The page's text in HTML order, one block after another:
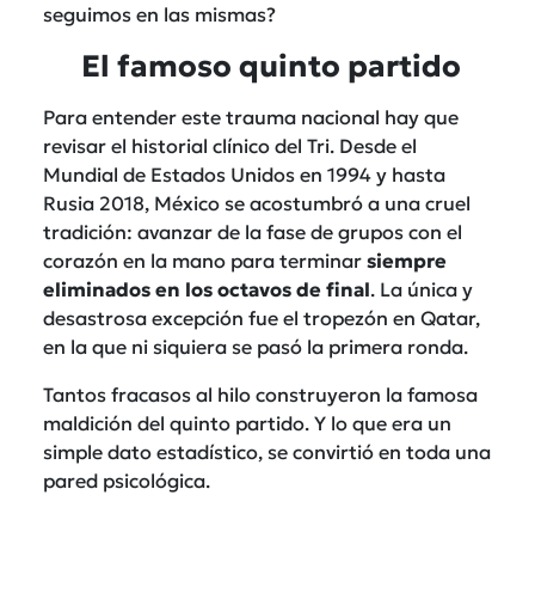
seguimos en las mismas?
El famoso quinto partido
Para entender este trauma nacional hay que
revisar el historial clínico del Tri. Desde el
Mundial de Estados Unidos en 1994 y hasta
Rusia 2018, México se acostumbró a una cruel
tradición: avanzar de la fase de grupos con el
corazón en la mano para terminar siempre
eliminados en los octavos de final. La única y
desastrosa excepción fue el tropezón en Qatar,
en la que ni siquiera se pasó la primera ronda.
Tantos fracasos al hilo construyeron la famosa
maldición del quinto partido. Y lo que era un
simple dato estadístico, se convirtió en toda una
pared psicológica.